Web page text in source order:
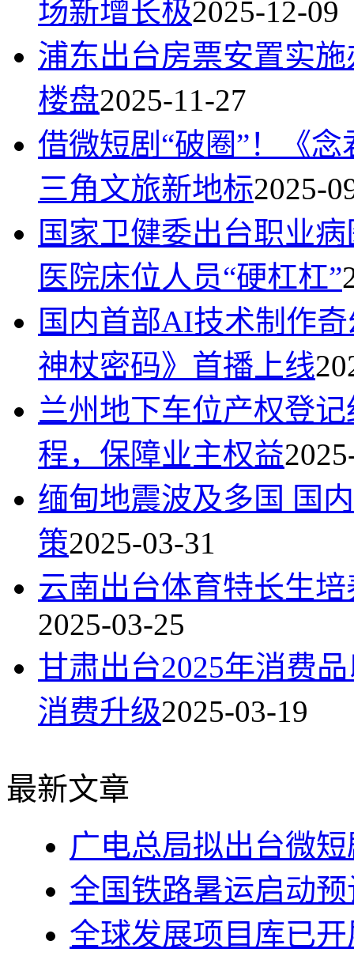
场新增长极2025-12-09
浦东出台房票安置实
楼盘2025-11-27
借微短剧“破圈”！《
三角文旅新地标2025-
国家卫健委出台职业
医院床位人员“硬杠杠”
国内首部AI技术制作
神杖密码》首播上线
兰州地下车位产权登
程，保障业主权益
缅甸地震波及多国 国
策2025-03-31
云南出台体育特长生
2025-03-25
甘肃出台2025年消费
消费升级2025-03-19
最新文章
广电总局拟出台微
全国铁路暑运启动
全球发展项目库已